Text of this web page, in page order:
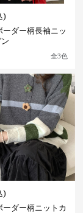
)
ーダー柄長袖ニッ
全3色
)
ーダー柄ニットカ